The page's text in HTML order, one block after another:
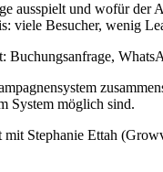
ausspielt und wofür der
viele Besucher, wenig
Buchungsanfrage,
System möglich sind.
Stephanie Ettah